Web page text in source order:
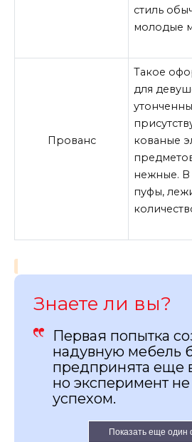
стиль
молодые
Прованс
Такое
для
кованые
нежные. В
пуфы,
Знаете ли вы?
Первая попытка
надувную мебель
предпринята еще
но эксперимент
успехом.
Показать еще один